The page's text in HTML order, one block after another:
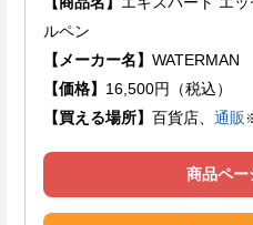
ルペン
【メーカー名】 WATERMAN
【価格】 16,500円（税込）
【買える場所】 百貨店、 通販
商品ペー